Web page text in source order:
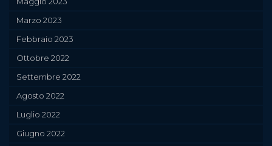
Marzo 2023
Febbraio 2023
Ottobre 2022
Settembre 2022
Agosto 2022
Luglio 2022
Giugno 2022